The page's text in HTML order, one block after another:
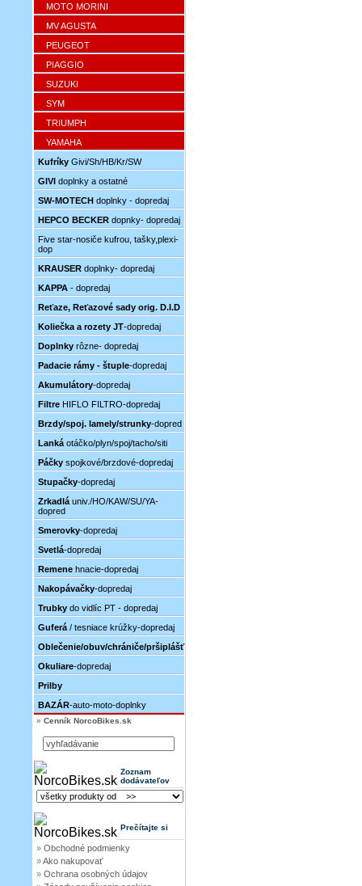
MOTO MORINI
MV AGUSTA
PEUGEOT
PIAGGIO
SUZUKI
SYM
TRIUMPH
YAMAHA
Kufríky Givi/Sh/HB/Kr/SW
GIVI doplnky a ostatné
SW-MOTECH doplnky - dopredaj
HEPCO BECKER dopnky- dopredaj
Five star-nosiče kufrou, tašky,plexi-
dop
KRAUSER doplnky- dopredaj
KAPPA - dopredaj
Reťaze, Reťazové sady orig. D.I.D
Koliečka a rozety JT-dopredaj
Doplnky rôzne- dopredaj
Padacie rámy - štuple-dopredaj
Akumulátory-dopredaj
Filtre HIFLO FILTRO-dopredaj
Brzdy/spoj. lamely/strunky-dopred
Lanká otáčko/plyn/spoj/tacho/siti
Páčky spojkové/brzdové-dopredaj
Stupačky-dopredaj
Zrkadlá univ./HO/KAW/SU/YA-
dopred
Smerovky-dopredaj
Svetlá-dopredaj
Remene hnacie-dopredaj
Nakopávačky-dopredaj
Trubky do vidlíc PT - dopredaj
Guferá / tesniace krúžky-dopredaj
Oblečenie/obuv/chrániče/pršiplášť
Okuliare-dopredaj
Prilby
BAZÁR-auto-moto-doplnky
» Cenník NorcoBikes.sk
Zoznam
dodávateľov
Prečítajte si
» Obchodné podmienky
»Ako nakupovať
» Ochrana osobných údajov